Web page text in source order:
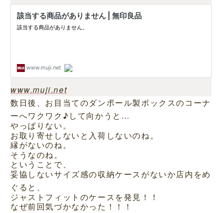
www.muji.net
数日後、お目当てのダンボール製ボックスのコーナ
ーへワクワク♪して向かうと…
やっぱりない。
お取り寄せしないと入荷しないのね。
縁がないのね。
そうなのね。
ということで、
妥協しないサイズ感の収納ケースがないか店内をめ
ぐると、
ジャストフィットのケースを発見！！
なぜ前回気づかなかった！！！